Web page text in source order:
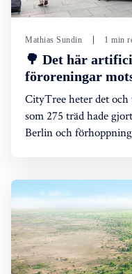
Mathias Sundin 1 min
🌳 Det här
föroreningar
CityTree heter det
som 275 träd hade
Berlin och